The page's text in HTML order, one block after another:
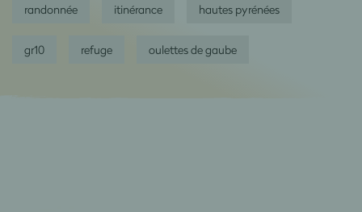
randonnée itinérance hautes pyrénées
gr10 refuge oulettes de gaube